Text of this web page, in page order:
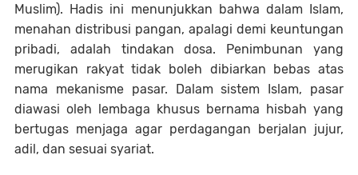
Muslim). Hadis ini menunjukkan bahwa dalam Islam,
menahan distribusi pangan, apalagi demi keuntungan
pribadi, adalah tindakan dosa. Penimbunan yang
merugikan rakyat tidak boleh dibiarkan bebas atas
nama mekanisme pasar. Dalam sistem Islam, pasar
diawasi oleh lembaga khusus bernama hisbah yang
bertugas menjaga agar perdagangan berjalan jujur,
adil, dan sesuai syariat.